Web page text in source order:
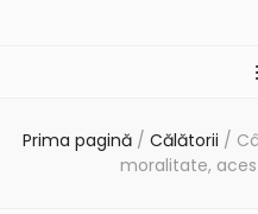
Prima pagină / Călătorii /
moralitate,